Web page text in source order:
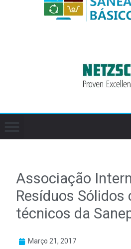
Associação
Resíduos Sólidos
técnicos da
Março 21, 2017